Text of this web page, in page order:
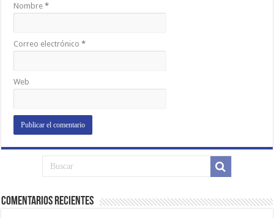
Nombre*
Correo electrónico*
Web
Comentarios Recientes